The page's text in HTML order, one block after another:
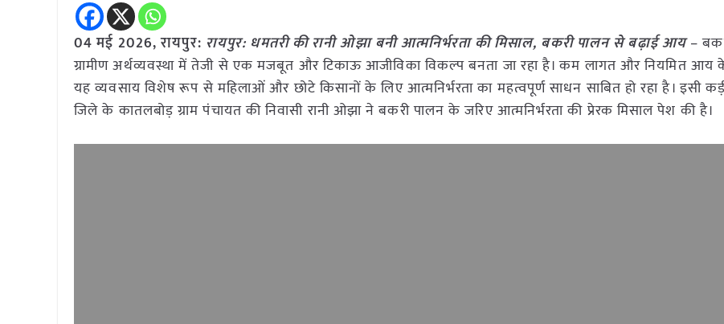
04 मई 2026,रायपुर: रायपुर: धमतरी की रानी ओझा बनी आत्मनिर्भरता की मिसाल, बकरी पालन सेबढ़ाई आय–
ग्रामीण अर्थव्यवस्था में तेजी से एक मजबूत और टिकाऊ आजीविका विकल्प बनता जा रहा है। कम लागत और नियमित आय
यह व्यवसाय विशेष रूप से महिलाओं और छोटे किसानों के लिए आत्मनिर्भरता का महत्वपूर्ण साधन साबित हो रहा है। इसी
जिले के कातलबोड़ ग्राम पंचायत की निवासी रानी ओझा ने बकरी पालन के जरिए आत्मनिर्भरता की प्रेरक मिसाल पेश की है।